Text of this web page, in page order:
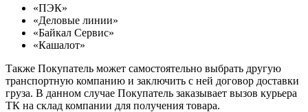
«ПЭК»
«Деловые линии»
«Байкал Сервис»
«Кашалот»
Также Покупатель может самостоятельно выбрать другую
транспортную компанию и заключить с ней договор доставки
груза. В данном случае Покупатель заказывает вызов курьера
ТК на склад компании для получения товара.